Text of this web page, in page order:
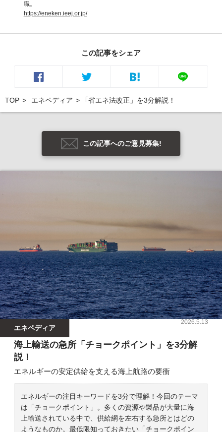
職。
https://eneken.ieej.or.jp/
この記事をシェア
TOP エネペディア ｢省エネ法改正」を3分解説！
この記事へのご意見募集!
エネペディア
2026.5.13
海上輸送の急所「チョークポイント」を3分解
説！
エネルギーの安定供給を支える海上航路の要衝
エネルギーの注目キーワードを3分で理解！今回のテーマ
は「チョークポイント」。多くの資源や製品が大量に海
上輸送されている中で、供給網を左右する急所とはどの
ようなものか。最低限知っておきたい「チョークポイン